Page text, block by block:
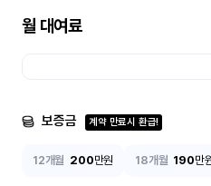
월 대여료
보증금 계약 만료시 환급!
12개월 200만원 18개월 190만